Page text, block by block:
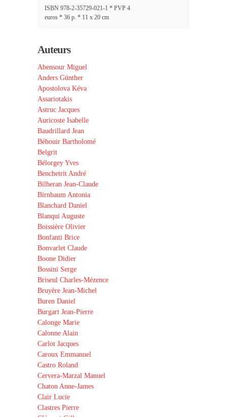
ISBN 978-2-35729-021-1 * PVP 4
euros * 36 p. * 11 x 20 cm
Auteurs
Abensour Miguel
Anders Günther
Apostolova Kéva
Assariotakis
Astruc Jacques
Auricoste Isabelle
Baudrillard Jean
Béhouir Bartholomé
Belgrit
Bélorgey Yves
Benchetrit André
Bilheran Jean-Claude
Birnbaum Antonia
Blanchard Daniel
Blanqui Auguste
Boissière Olivier
Bonfanti Brice
Bonvarlet Claude
Boone Didier
Bossini Serge
Briseul Charles-Mézence
Bruyère Jean-Michel
Buren Daniel
Burgart Jean-Pierre
Calonge Marie
Calonne Alain
Carlot Jacques
Caroux Emmanuel
Castro Roland
Cervera-Marzal Manuel
Chaton Anne-James
Clair Lucie
Clastres Pierre